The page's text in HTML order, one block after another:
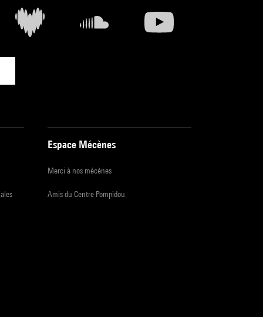
Espace Mécènes
Merci à nos mécènes
Amis du Centre Pompidou